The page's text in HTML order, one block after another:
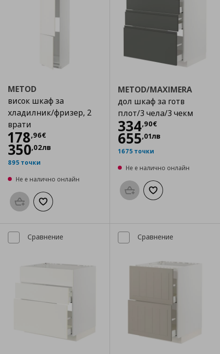
METOD
висок шкаф за
хладилник/фризер, 2
врати
178,96€
Цена
350,02лв
895 точки
Не е налично онлайн
Προσθήκη στο καλάθι
Добави към списъка с любими
METOD/MAXIMERA
дол шкаф за готв
плот/3 чела/3 чекм
334,90€
Цена
655,01лв
1675 точки
Не е налично онлайн
Προσθήκη στο καλάθι
Добави към
Сравнение Сравнение